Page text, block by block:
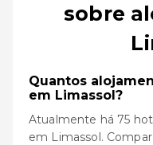
sobre
Quantos
em Limassol?
Atualmente há 75
em Limassol.